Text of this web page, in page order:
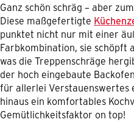
Ganz schön schräg – aber
Diese maßgefertigte
punktet nicht nur mit einer
Farbkombination, sie schöpft
was die Treppenschräge
der hoch eingebaute
für allerlei Verstauenswertes
hinaus ein komfortables
Gemütlichkeitsfaktor on top!